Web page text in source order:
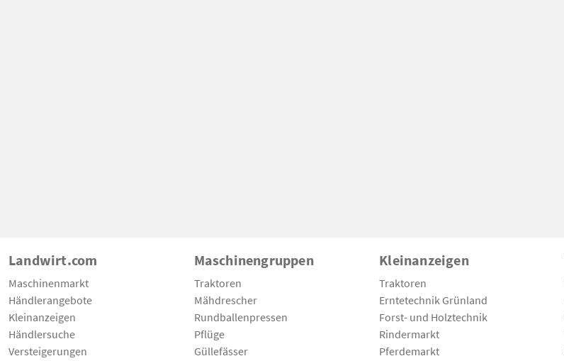
Landwirt.com
Maschinenmarkt
Händlerangebote
Kleinanzeigen
Händlersuche
Versteigerungen
Maschinengruppen
Traktoren
Mähdrescher
Rundballenpressen
Pflüge
Güllefässer
Kleinanzeigen
Traktoren
Erntetechnik Grünland
Forst- und Holztechnik
Rindermarkt
Pferdemarkt